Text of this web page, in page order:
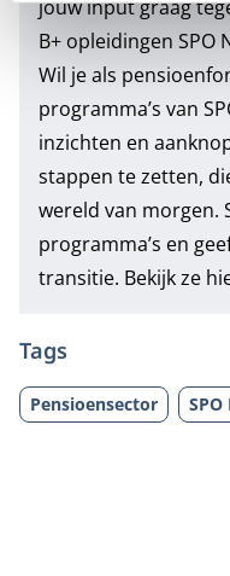
jouw input graag
B+ opleidingen SPO
Wil je als
programma’s van
inzichten en
stappen te zetten,
wereld van morgen.
programma’s en
transitie. Bekijk ze
Tags
Pensioensector